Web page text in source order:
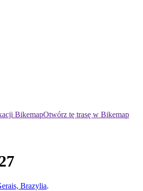
BikemapOtwórz tę trasę w Bikemap
Brazylia.